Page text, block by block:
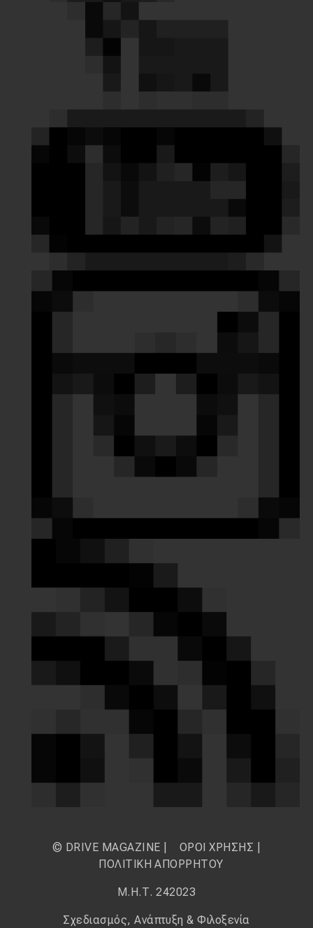
© DRIVE MAGAZINE | ΟΡΟΙ ΧΡΗΣΗΣ
ΠΟΛΙΤΙΚΗ ΑΠΟΡΡΗΤΟΥ
Μ.Η.Τ. 242023
Σχεδιασμός, Ανάπτυξη & Φιλοξενία